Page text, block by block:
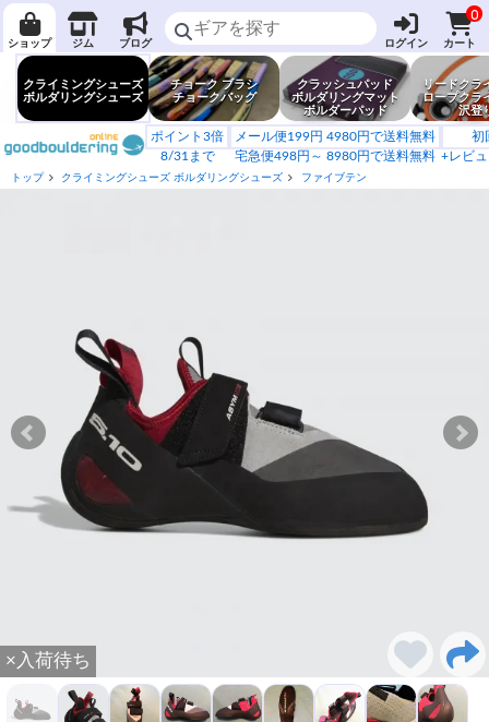
ショップ ジム ブログ ログイン
0
カート
クライミングシューズ
ボルダリングシューズ
チョーク ブラシ
チョークバッグ
クラッシュパッド
ボルダリングマット
ボルダーパッド
リードクラ
ロープクラ
沢登
ポイント3倍
8/31まで
メール便199円 4980円で送料無料
宅急便498円～ 8980円で送料無料
初
+レビ
トップ クライミングシューズ ボルダリングシューズ ファイブテン
×入荷待ち